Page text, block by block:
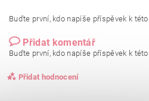
Buďte první, kdo napíše příspěvek k této
Přidat komentář
Buďte první, kdo napíše příspěvek k této
Přidat hodnocení